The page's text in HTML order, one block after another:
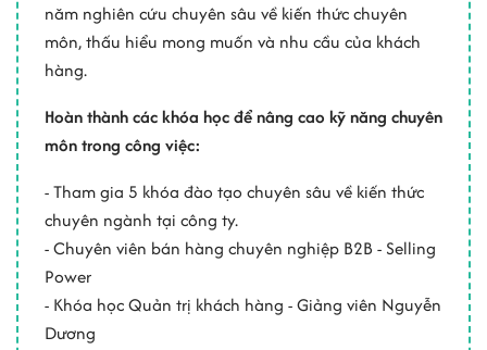
năm nghiên cứu chuyên sâu về kiến thức chuyên
môn, thấu hiểu mong muốn và nhu cầu của khách
hàng.
Hoàn thành các khóa học để nâng cao kỹ năng chuyên
môn trong công việc:
- Tham gia 5 khóa đào tạo chuyên sâu về kiến thức
chuyên ngành tại công ty.
- Chuyên viên bán hàng chuyên nghiệp B2B - Selling
Power
- Khóa học Quản trị khách hàng - Giảng viên Nguyễn
Dương